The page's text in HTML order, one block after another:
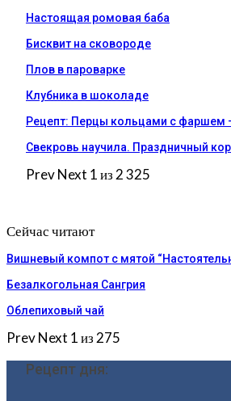
Настоящая ромовая баба
Бисквит на сковороде
Плов в пароварке
Клубника в шоколаде
Рецепт: Перцы кольцами с фаршем
Свекровь научила. Праздничный
PrevNext 1 из 2 325
Сейчас читают
Вишневый компот с мятой
Безалкогольная Сангрия
Облепиховый чай
PrevNext 1 из 275
Рецепт дня: